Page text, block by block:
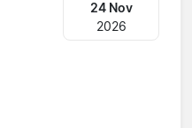
24 Nov
2026